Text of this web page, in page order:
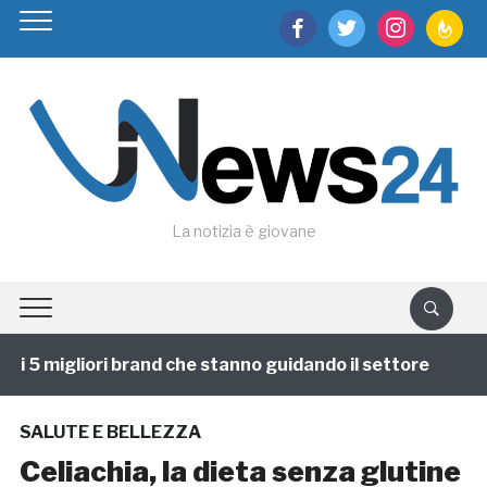
facebooktwitter instagram
La notizia è giovane
migliori brand che stanno guidando il settore
SALUTE E BELLEZZA
Celiachia, la dieta senza glutine